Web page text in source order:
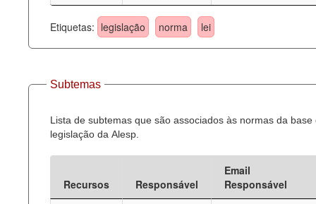
Etiquetas: legislação norma lei
Subtemas
Lista de subtemas que são associados às normas da base
legislação da Alesp.
Recursos Responsável
Email
Responsável